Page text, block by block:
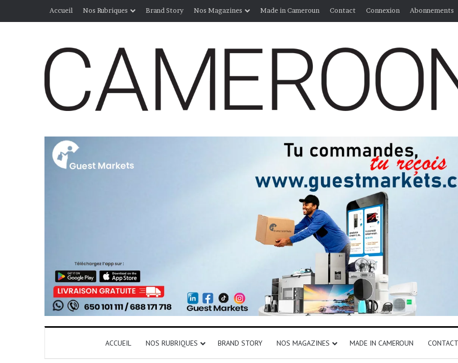
Accueil Nos Rubriques Brand Story Nos Magazines Made in Cameroun Contact Connexion Abonnements
ACCUEIL NOS RUBRIQUES BRAND STORY NOS MAGAZINES MADE IN CAMEROUN CONTACT